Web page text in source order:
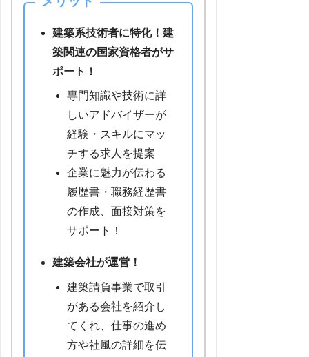
建築系技術者に特化！建
築関連の国家資格者がサ
ポート！
専門知識や技術に詳
しいアドバイザーが
経験・スキルにマッ
チする求人を提案
企業に魅力が伝わる
履歴書・職務経歴書
の作成、面接対策を
サポート！
建築会社が運営！
建築請負事業で取引
がある会社を紹介し
てくれ、仕事の進め
方や社風の詳細を伝